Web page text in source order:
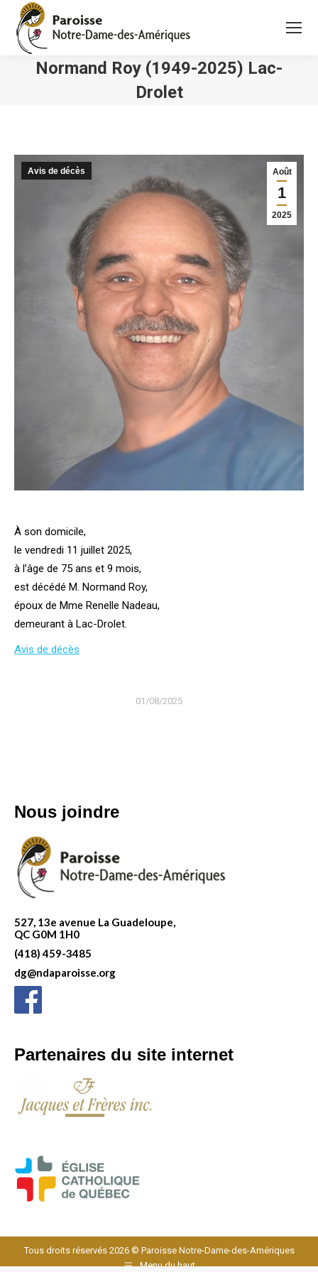
Normand Roy (1949-2025) Lac-
Drolet
Août
1
2025
Avis de décès
À son domicile,
le vendredi 11 juillet 2025,
à l’âge de 75 ans et 9 mois,
est décédé M. Normand Roy,
époux de Mme Renelle Nadeau,
demeurant à Lac-Drolet.
Avis de décès
01/08/2025
Nous joindre
527, 13e avenue La Guadeloupe,
QC G0M 1H0
(418) 459-3485
dg@ndaparoisse.org
Partenaires du site internet
Tous droits réservés 2026 © Paroisse Notre-Dame-des-Amériques
Menu du haut